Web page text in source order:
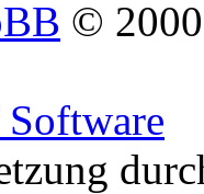
©
Software